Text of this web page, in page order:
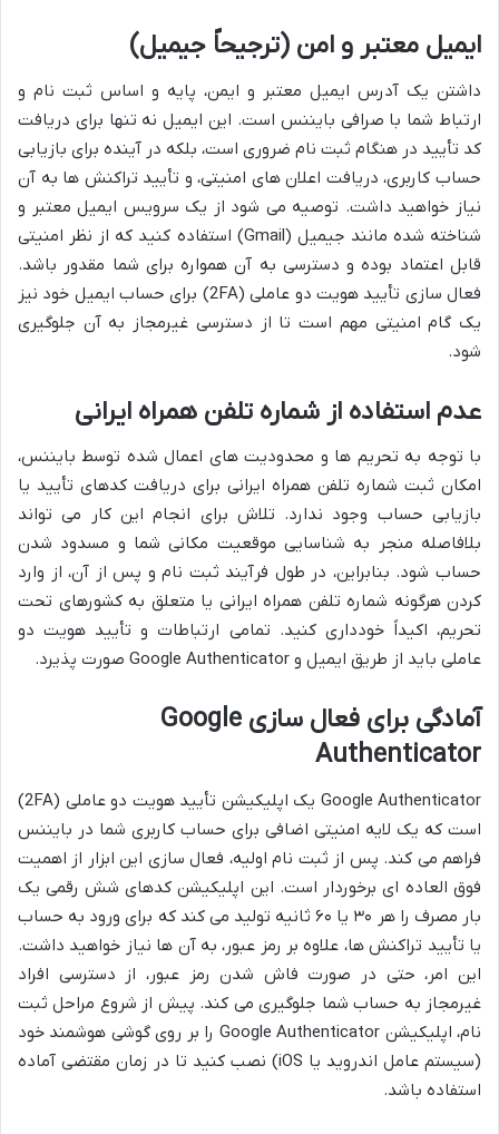
ایمیل معتبر و امن (ترجیحاً جیمیل)
داشتن یک آدرس ایمیل معتبر و ایمن، پایه و اساس ثبت نام و
ارتباط شما با صرافی بایننس است. این ایمیل نه تنها برای دریافت
کد تأیید در هنگام ثبت نام ضروری است، بلکه در آینده برای بازیابی
حساب کاربری، دریافت اعلان های امنیتی، و تأیید تراکنش ها به آن
نیاز خواهید داشت. توصیه می شود از یک سرویس ایمیل معتبر و
شناخته شده مانند جیمیل (Gmail) استفاده کنید که از نظر امنیتی
قابل اعتماد بوده و دسترسی به آن همواره برای شما مقدور باشد.
فعال سازی تأیید هویت دو عاملی (2FA) برای حساب ایمیل خود نیز
یک گام امنیتی مهم است تا از دسترسی غیرمجاز به آن جلوگیری
شود.
عدم استفاده از شماره تلفن همراه ایرانی
با توجه به تحریم ها و محدودیت های اعمال شده توسط بایننس،
امکان ثبت شماره تلفن همراه ایرانی برای دریافت کدهای تأیید یا
بازیابی حساب وجود ندارد. تلاش برای انجام این کار می تواند
بلافاصله منجر به شناسایی موقعیت مکانی شما و مسدود شدن
حساب شود. بنابراین، در طول فرآیند ثبت نام و پس از آن، از وارد
کردن هرگونه شماره تلفن همراه ایرانی یا متعلق به کشورهای تحت
تحریم، اکیداً خودداری کنید. تمامی ارتباطات و تأیید هویت دو
عاملی باید از طریق ایمیل و Google Authenticator صورت پذیرد.
آمادگی برای فعال سازی Google
Authenticator
Google Authenticator یک اپلیکیشن تأیید هویت دو عاملی (2FA)
است که یک لایه امنیتی اضافی برای حساب کاربری شما در بایننس
فراهم می کند. پس از ثبت نام اولیه، فعال سازی این ابزار از اهمیت
فوق العاده ای برخوردار است. این اپلیکیشن کدهای شش رقمی یک
بار مصرف را هر ۳۰ یا ۶۰ ثانیه تولید می کند که برای ورود به حساب
یا تأیید تراکنش ها، علاوه بر رمز عبور، به آن ها نیاز خواهید داشت.
این امر، حتی در صورت فاش شدن رمز عبور، از دسترسی افراد
غیرمجاز به حساب شما جلوگیری می کند. پیش از شروع مراحل ثبت
نام، اپلیکیشن Google Authenticator را بر روی گوشی هوشمند خود
(سیستم عامل اندروید یا iOS) نصب کنید تا در زمان مقتضی آماده
استفاده باشد.